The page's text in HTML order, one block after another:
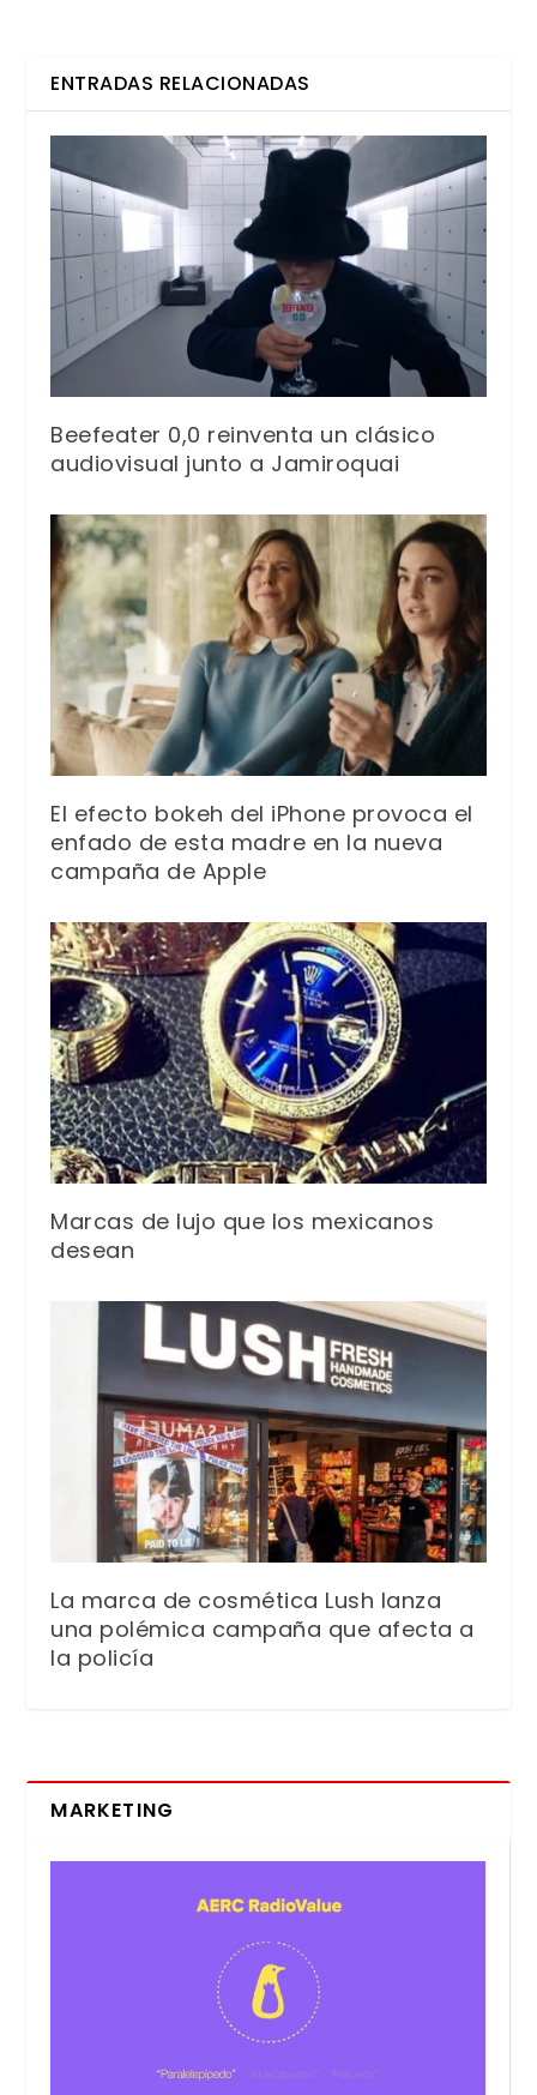
ENTRADAS RELACIONADAS
Beefeater 0,0 reinventa un clásico
audiovisual junto a Jamiroquai
El efecto bokeh del iPhone provoca el
enfado de esta madre en la nueva
campaña de Apple
Marcas de lujo que los mexicanos
desean
La marca de cosmética Lush lanza
una polémica campaña que afecta a
la policía
MARKETING